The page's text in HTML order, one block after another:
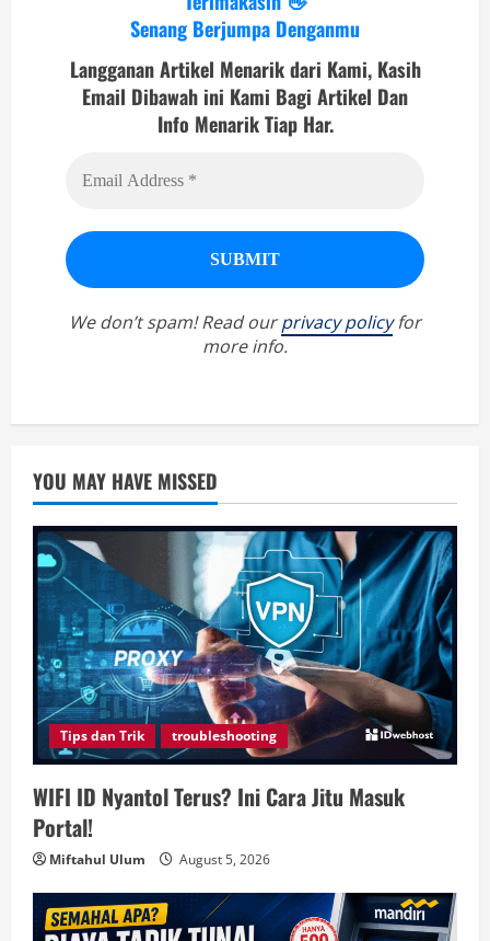
Senang Berjumpa Denganmu
Langganan Artikel Menarik dari Kami, Kasih
Email Dibawah ini Kami Bagi Artikel Dan
Info Menarik Tiap Har.
We don’t spam! Read ourprivacy policyfor
more info.
YOU MAY HAVE MISSED
Tips dan Trik troubleshooting
WIFI ID Nyantol Terus? Ini Cara Jitu Masuk
Portal!
Miftahul Ulum August 5, 2026